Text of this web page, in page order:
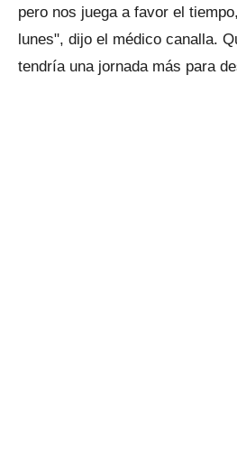
pero nos juega a favor el
lunes", dijo el médico canalla.
tendría una jornada más para